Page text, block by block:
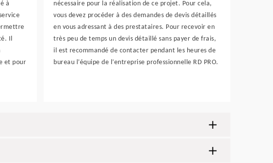
à
Il
et pour
nécessaire pour la réalisation de ce projet. Pour cela,
vous devez procéder à des demandes de devis détaillés
en vous adressant à des prestataires. Pour recevoir en
très peu de temps un devis détaillé sans payer de frais,
il est recommandé de contacter pendant les heures de
bureau l’équipe de l’entreprise professionnelle RD PRO.